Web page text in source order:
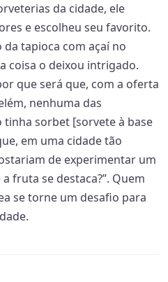
da cidade, ele
e escolheu seu favorito.
da tapioca com açaí no
coisa o deixou intrigado.
que será que, com a oferta
nenhuma das
sorbet [sorvete à base
em uma cidade tão
de experimentar um
fruta se destaca?”. Quem
se torne um desafio para